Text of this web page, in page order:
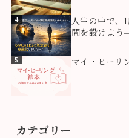
4
人生の中で、
間を設けよう
化しましたか？
5 マイ・ヒーリ
カテゴリー